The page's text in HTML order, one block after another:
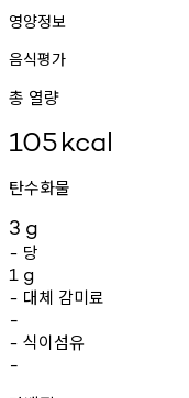
영양정보
음식평가
총 열량
105kcal
탄수화물
3 g
- 당
1 g
- 대체 감미료
-
- 식이섬유
-